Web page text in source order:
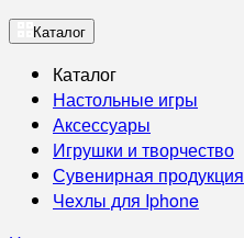
Каталог
Каталог
Настольные игры
Аксессуары
Игрушки и творчество
Сувенирная продукция
Чехлы для Iphone